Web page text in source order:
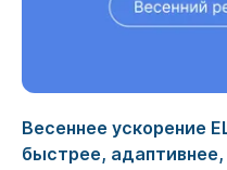
Весеннее ускорение
быстрее, адаптивнее,